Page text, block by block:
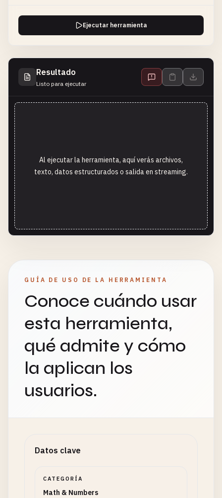
Ejecutar herramienta
Resultado
Listo para ejecutar
Al ejecutar la herramienta, aquí verás archivos,
texto, datos estructurados o salida en streaming.
GUÍA DE USO DE LA HERRAMIENTA
Conoce cuándo usar
esta herramienta,
qué admite y cómo
la aplican los
usuarios.
Datos clave
CATEGORÍA
Math & Numbers